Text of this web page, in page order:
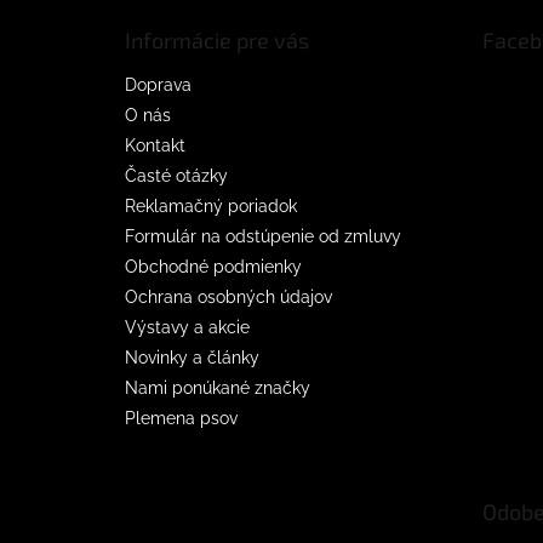
Informácie pre vás
Doprava
O nás
Kontakt
Časté otázky
Reklamačný poriadok
Formulár na odstúpenie od zmluvy
Obchodné podmienky
Ochrana osobných údajov
Výstavy a akcie
Novinky a články
Nami ponúkané značky
Plemena psov